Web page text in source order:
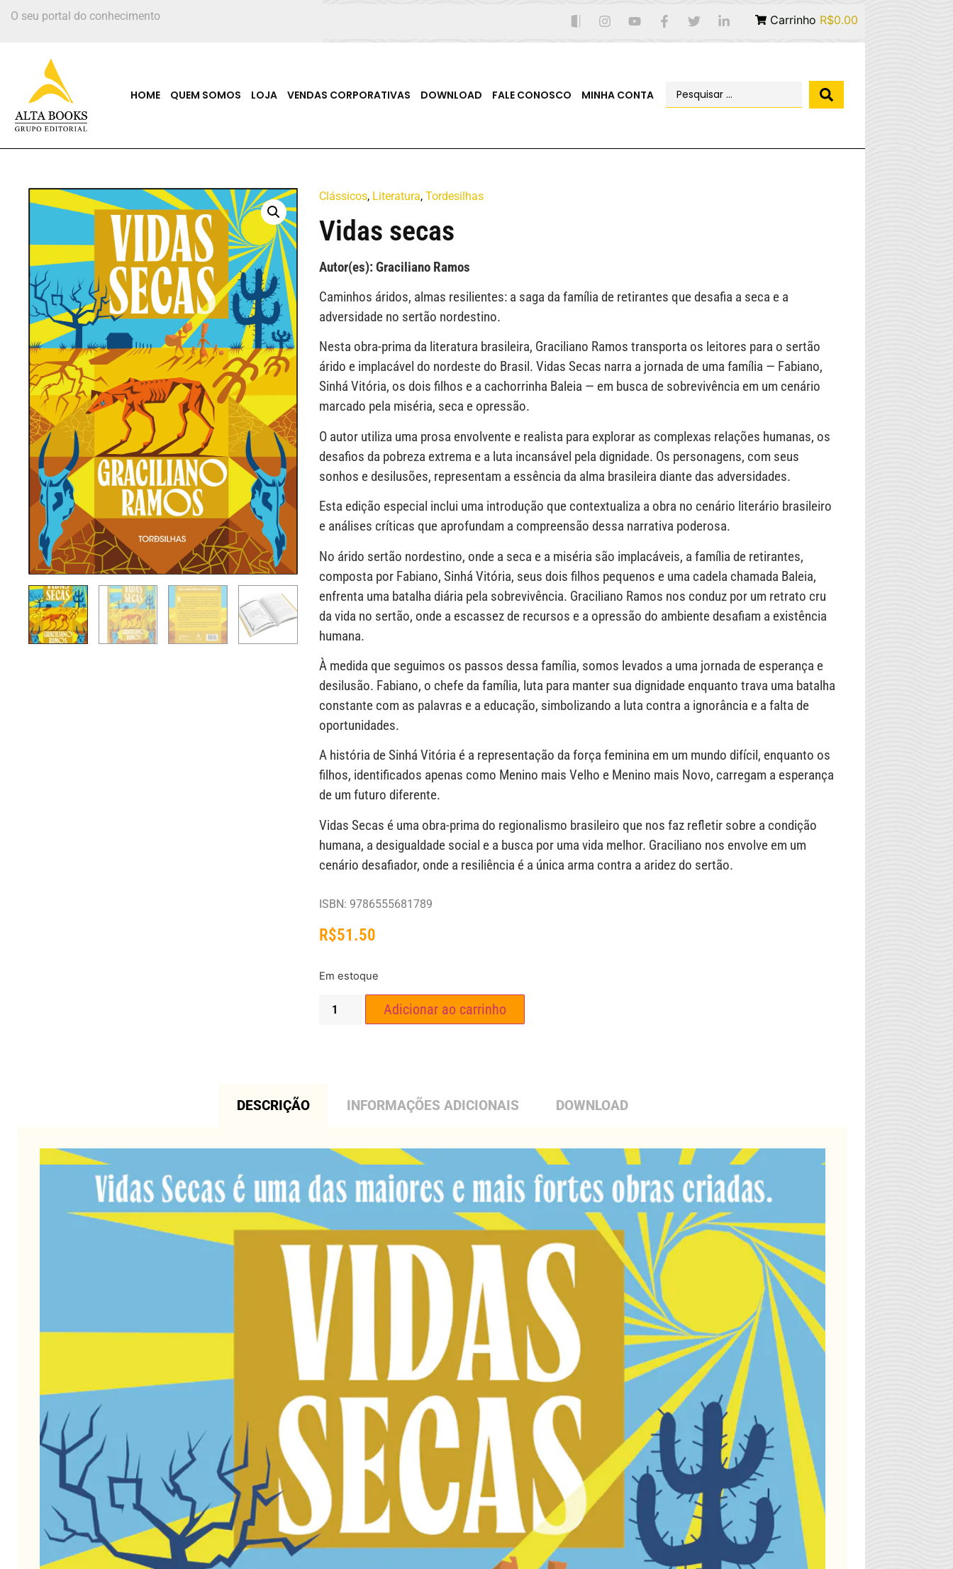
O seu portal do conhecimento Carrinho R$0.00
HOME QUEM SOMOS LOJA VENDAS CORPORATIVAS DOWNLOAD FALE CONOSCO MINHA CONTA
Clássicos, Literatura, Tordesilhas
Vidas secas
Autor(es): Graciliano Ramos
Caminhos áridos, almas resilientes: a saga da família de retirantes que desafia a seca e a
adversidade no sertão nordestino.
Nesta obra-prima da literatura brasileira, Graciliano Ramos transporta os leitores para o sertão
árido e implacável do nordeste do Brasil. Vidas Secas narra a jornada de uma família — Fabiano,
Sinhá Vitória, os dois filhos e a cachorrinha Baleia — em busca de sobrevivência em um cenário
marcado pela miséria, seca e opressão.
O autor utiliza uma prosa envolvente e realista para explorar as complexas relações humanas, os
desafios da pobreza extrema e a luta incansável pela dignidade. Os personagens, com seus
sonhos e desilusões, representam a essência da alma brasileira diante das adversidades.
Esta edição especial inclui uma introdução que contextualiza a obra no cenário literário brasileiro
e análises críticas que aprofundam a compreensão dessa narrativa poderosa.
No árido sertão nordestino, onde a seca e a miséria são implacáveis, a família de retirantes,
composta por Fabiano, Sinhá Vitória, seus dois filhos pequenos e uma cadela chamada Baleia,
enfrenta uma batalha diária pela sobrevivência. Graciliano Ramos nos conduz por um retrato cru
da vida no sertão, onde a escassez de recursos e a opressão do ambiente desafiam a existência
humana.
À medida que seguimos os passos dessa família, somos levados a uma jornada de esperança e
desilusão. Fabiano, o chefe da família, luta para manter sua dignidade enquanto trava uma batalha
constante com as palavras e a educação, simbolizando a luta contra a ignorância e a falta de
oportunidades.
A história de Sinhá Vitória é a representação da força feminina em um mundo difícil, enquanto os
filhos, identificados apenas como Menino mais Velho e Menino mais Novo, carregam a esperança
de um futuro diferente.
Vidas Secas é uma obra-prima do regionalismo brasileiro que nos faz refletir sobre a condição
humana, a desigualdade social e a busca por uma vida melhor. Graciliano nos envolve em um
cenário desafiador, onde a resiliência é a única arma contra a aridez do sertão.
ISBN: 9786555681789
R$51.50
Em estoque
Adicionar ao carrinho
DESCRIÇÃO INFORMAÇÕES ADICIONAIS DOWNLOAD